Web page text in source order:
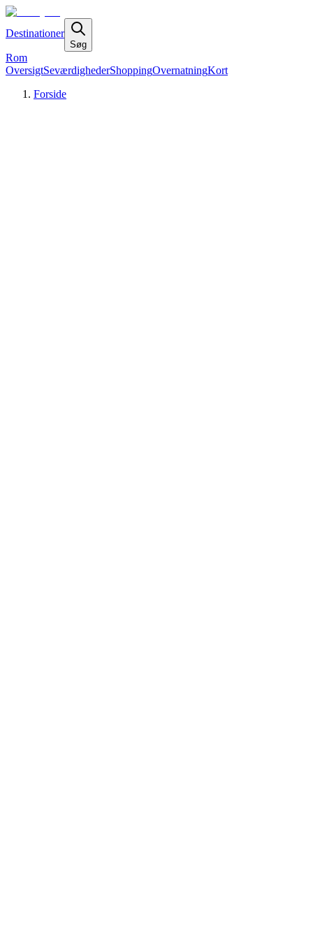
Destinationer
Søg
Rom
OversigtSeværdighederShoppingOvernatningKort
Forside